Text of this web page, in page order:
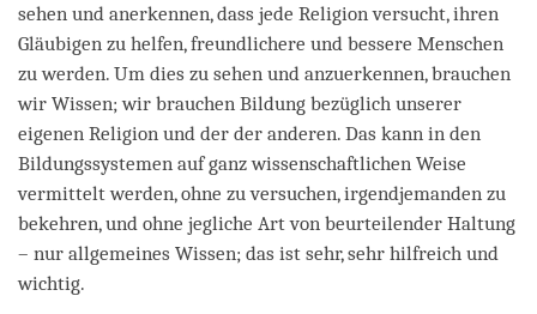
sehen und anerkennen, dass jede Religion versucht, ihren
Gläubigen zu helfen, freundlichere und bessere Menschen
zu werden. Um dies zu sehen und anzuerkennen, brauchen
wir Wissen; wir brauchen Bildung bezüglich unserer
eigenen Religion und der der anderen. Das kann in den
Bildungssystemen auf ganz wissenschaftlichen Weise
vermittelt werden, ohne zu versuchen, irgendjemanden zu
bekehren, und ohne jegliche Art von beurteilender Haltung
– nur allgemeines Wissen; das ist sehr, sehr hilfreich und
wichtig.